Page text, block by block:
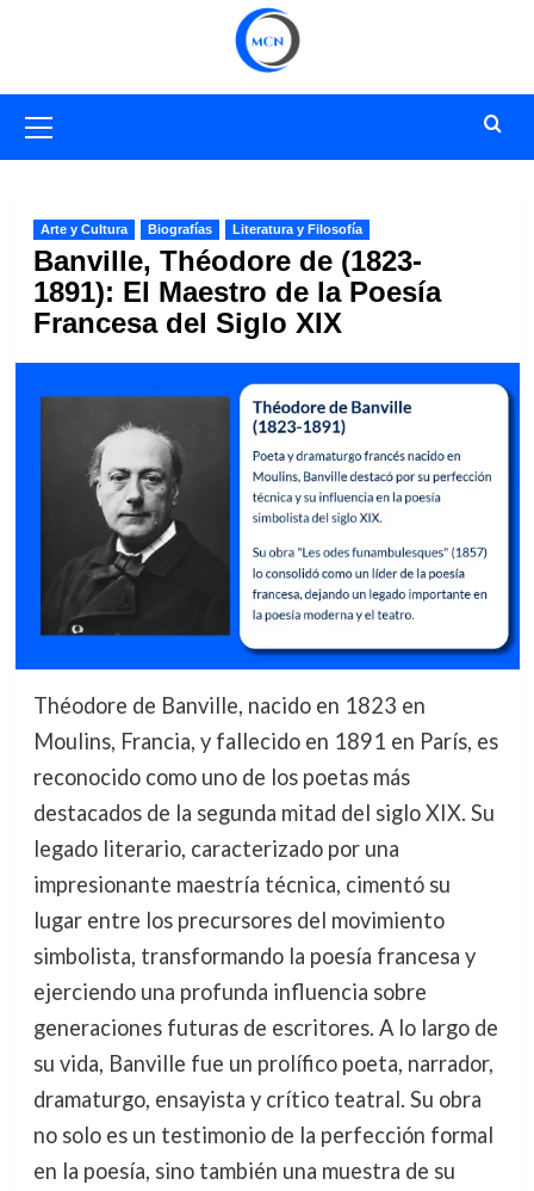
primario
Arte y Cultura Biografías Literatura y Filosofía
Banville, Théodore de (1823-
1891): El Maestro de la Poesía
Francesa del Siglo XIX
Théodore de Banville, nacido en 1823 en
Moulins, Francia, y fallecido en 1891 en París, es
reconocido como uno de los poetas más
destacados de la segunda mitad del siglo XIX. Su
legado literario, caracterizado por una
impresionante maestría técnica, cimentó su
lugar entre los precursores del movimiento
simbolista, transformando la poesía francesa y
ejerciendo una profunda influencia sobre
generaciones futuras de escritores. A lo largo de
su vida, Banville fue un prolífico poeta, narrador,
dramaturgo, ensayista y crítico teatral. Su obra
no solo es un testimonio de la perfección formal
en la poesía, sino también una muestra de su